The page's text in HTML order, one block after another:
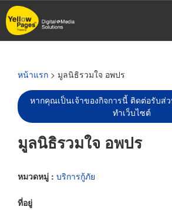
ข้าม
ไป
หน้าแรก > มูลนิธิรวมใจ อพปร
หากคุณเป็นเจ้าของกิจการนี้ ติดต่อรับส่
ทำเว็บไซต์
มูลนิธิรวมใจ อพปร
หมวดหมู่ : บริการกู้ภัย
ที่อยู่